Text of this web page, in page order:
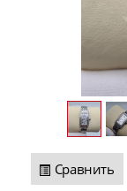
Сравнить